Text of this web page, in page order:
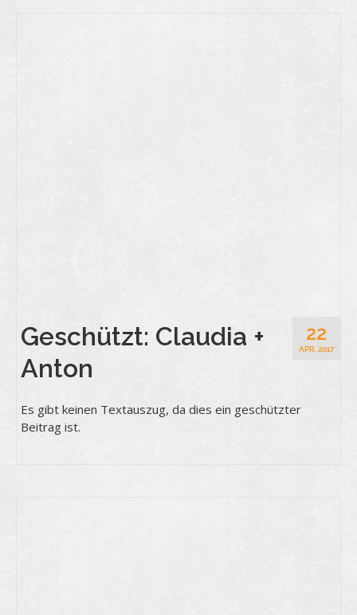
22
APR. 2017
Geschützt: Claudia +
Anton
Es gibt keinen Textauszug, da dies ein geschützter
Beitrag ist.